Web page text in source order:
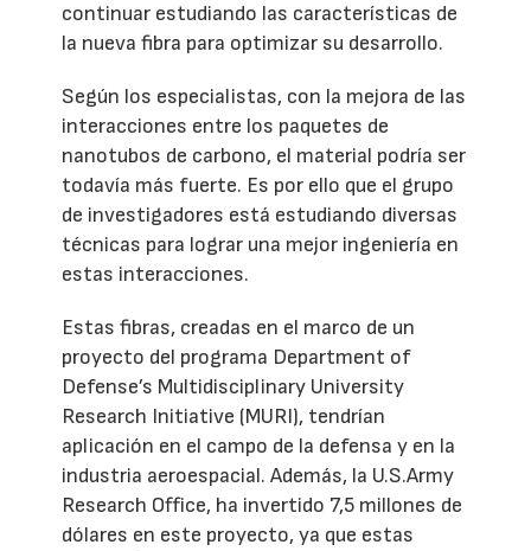
continuar estudiando las características de
la nueva fibra para optimizar su desarrollo.
Según los especialistas, con la mejora de las
interacciones entre los paquetes de
nanotubos de carbono, el material podría ser
todavía más fuerte. Es por ello que el grupo
de investigadores está estudiando diversas
técnicas para lograr una mejor ingeniería en
estas interacciones.
Estas fibras, creadas en el marco de un
proyecto del programa Department of
Defense’s Multidisciplinary University
Research Initiative (MURI), tendrían
aplicación en el campo de la defensa y en la
industria aeroespacial. Además, la U.S.Army
Research Office, ha invertido 7,5 millones de
dólares en este proyecto, ya que estas